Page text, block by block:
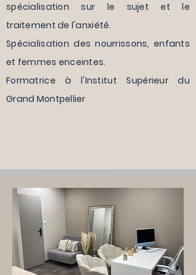
spécialisation sur le sujet et le
traitement de l'anxiété.
Spécialisation desnourrissons, enfants
et femmes enceintes.
Formatrice à l'Institut Supérieur du
Grand Montpellier